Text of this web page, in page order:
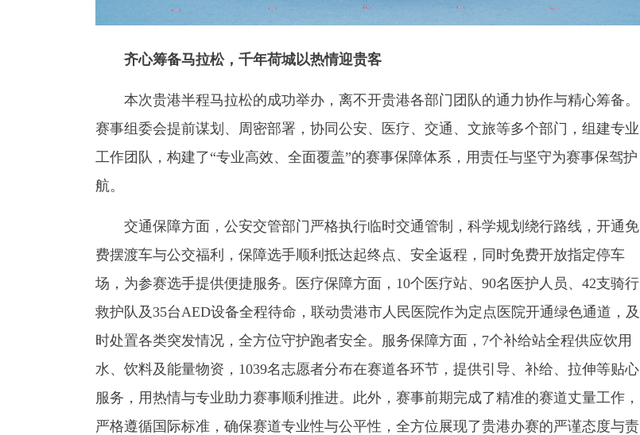
齐心筹备马拉松，千年荷城以热情迎贵客
本次贵港半程马拉松的成功举办，离不开贵港各部门团队的通力协作与精心筹备。
赛事组委会提前谋划、周密部署，协同公安、医疗、交通、文旅等多个部门，组建专业
工作团队，构建了“专业高效、全面覆盖”的赛事保障体系，用责任与坚守为赛事保驾护
航。
交通保障方面，公安交管部门严格执行临时交通管制，科学规划绕行路线，开通免
费摆渡车与公交福利，保障选手顺利抵达起终点、安全返程，同时免费开放指定停车
场，为参赛选手提供便捷服务。医疗保障方面，10个医疗站、90名医护人员、42支骑行
救护队及35台AED设备全程待命，联动贵港市人民医院作为定点医院开通绿色通道，及
时处置各类突发情况，全方位守护跑者安全。服务保障方面，7个补给站全程供应饮用
水、饮料及能量物资，1039名志愿者分布在赛道各环节，提供引导、补给、拉伸等贴心
服务，用热情与专业助力赛事顺利推进。此外，赛事前期完成了精准的赛道丈量工作，
严格遵循国际标准，确保赛道专业性与公平性，全方位展现了贵港办赛的严谨态度与责